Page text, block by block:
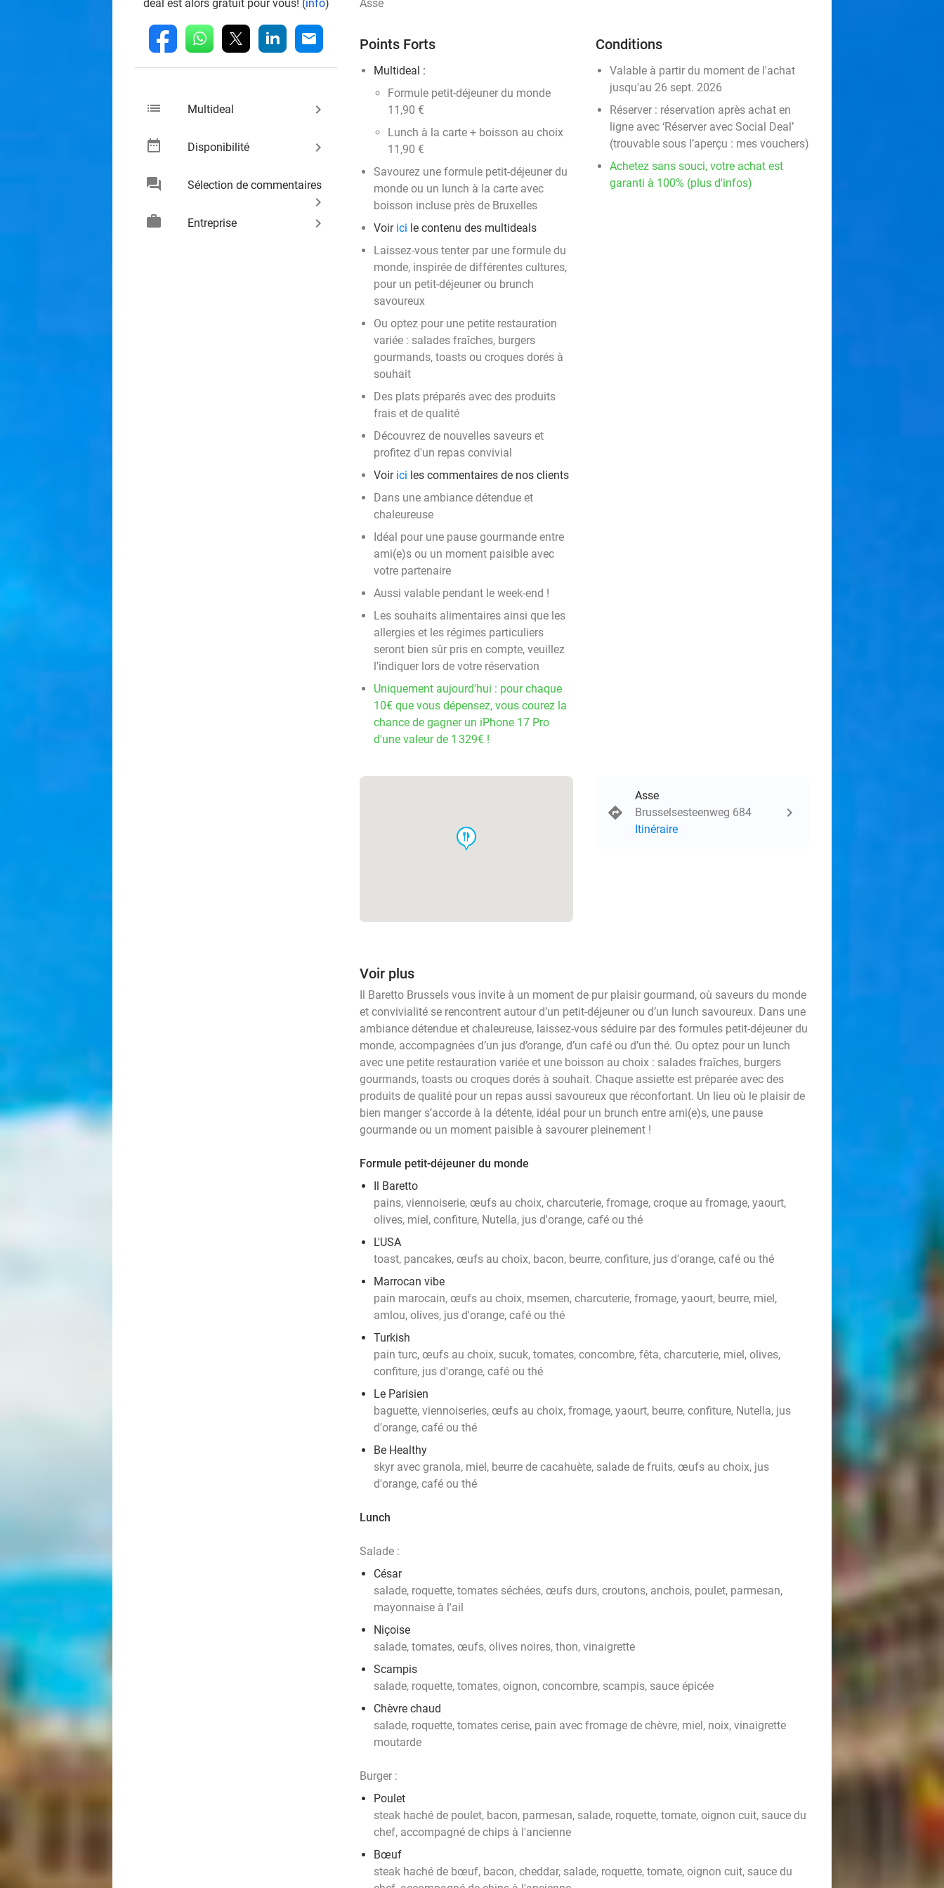
deal est alors gratuit pour vous! (info)
fb whatsapp linkedin mail
list Multideal keyboard_arrow_right
date_range Disponibilité keyboard_arrow_right
chat Sélection de commentaires
keyboard_arrow_right
work
Entreprise keyboard_arrow_right
Asse
Points Forts
Multideal :
​Formule petit-déjeuner du monde
11,90 €
Lunch à la carte + boisson au choix
11,90 €
Savourez une formule petit-déjeuner du
monde ou un lunch à la carte avec
boisson incluse près de Bruxelles
Voir ici le contenu des multideals
Laissez-vous tenter par une formule du
monde, inspirée de différentes cultures,
pour un petit-déjeuner ou brunch
savoureux
Ou optez pour une petite restauration
variée : salades fraîches, burgers
gourmands, toasts ou croques dorés à
souhait
Des plats préparés avec des produits
frais et de qualité
Découvrez de nouvelles saveurs et
profitez d'un repas convivial
Voir ici les commentaires de nos clients
Dans une ambiance détendue et
chaleureuse
Idéal pour une pause gourmande entre
ami(e)s ou un moment paisible avec
votre partenaire
Aussi valable pendant le week-end !
Les souhaits alimentaires ainsi que les
allergies et les régimes particuliers
seront bien sûr pris en compte, veuillez
l'indiquer lors de votre réservation
Uniquement aujourd'hui : pour chaque
10€ que vous dépensez, vous courez la
chance de gagner un iPhone 17 Pro
d'une valeur de 1 329€ !
Conditions
Valable à partir du moment de l'achat
jusqu'au 26 sept. 2026
Réserver : réservation après achat en
ligne avec ‘Réserver avec Social Deal’
(trouvable sous l’aperçu : mes vouchers)
Achetez sans souci, votre achat est
garanti à 100% (plus d'infos)
food
Asse
Brusselsesteenweg 684
Itinéraire
Voir plus
Il Baretto Brussels vous invite à un moment de pur plaisir gourmand, où saveurs du monde
et convivialité se rencontrent autour d’un petit-déjeuner ou d’un lunch savoureux. Dans une
ambiance détendue et chaleureuse, laissez-vous séduire par des formules petit-déjeuner du
monde, accompagnées d’un jus d’orange, d’un café ou d’un thé. Ou optez pour un lunch
avec une petite restauration variée et une boisson au choix : salades fraîches, burgers
gourmands, toasts ou croques dorés à souhait. Chaque assiette est préparée avec des
produits de qualité pour un repas aussi savoureux que réconfortant. Un lieu où le plaisir de
bien manger s’accorde à la détente, idéal pour un brunch entre ami(e)s, une pause
gourmande ou un moment paisible à savourer pleinement !
Formule petit-déjeuner du monde
Il Baretto
pains, viennoiserie, œufs au choix, charcuterie, fromage, croque au fromage, yaourt,
olives, miel, confiture, Nutella, jus d'orange, café ou thé
L'USA
toast, pancakes, œufs au choix, bacon, beurre, confiture, jus d'orange, café ou thé
Marrocan vibe
pain marocain, œufs au choix, msemen, charcuterie, fromage, yaourt, beurre, miel,
amlou, olives, jus d'orange, café ou thé
Turkish
pain turc, œufs au choix, sucuk, tomates, concombre, fêta, charcuterie, miel, olives,
confiture, jus d'orange, café ou thé
Le Parisien
baguette, viennoiseries, œufs au choix, fromage, yaourt, beurre, confiture, Nutella, jus
d'orange, café ou thé
Be Healthy
skyr avec granola, miel, beurre de cacahuète, salade de fruits, œufs au choix, jus
d'orange, café ou thé
Lunch
Salade :
César
salade, roquette, tomates séchées, œufs durs, croutons, anchois, poulet, parmesan,
mayonnaise à l'ail
Niçoise
salade, tomates, œufs, olives noires, thon, vinaigrette
Scampis
salade, roquette, tomates, oignon, concombre, scampis, sauce épicée
Chèvre chaud
salade, roquette, tomates cerise, pain avec fromage de chèvre, miel, noix, vinaigrette
moutarde
Burger :
Poulet
steak haché de poulet, bacon, parmesan, salade, roquette, tomate, oignon cuit, sauce du
chef, accompagné de chips à l'ancienne
Bœuf
steak haché de bœuf, bacon, cheddar, salade, roquette, tomate, oignon cuit, sauce du